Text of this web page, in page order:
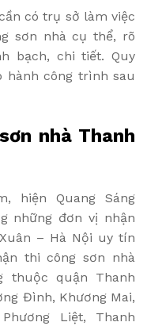
có trụ sở làm việc
sơn nhà cụ thể, rõ
bạch, chi tiết. Quy
hành công trình sau
nhà Thanh
hiện Quang Sáng
những đơn vị nhận
– Hà Nội uy tín
thi công sơn nhà
thuộc quận Thanh
Đình, Khương Mai,
Liệt, Thanh